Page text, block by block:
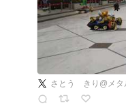
さとう きり@メタ